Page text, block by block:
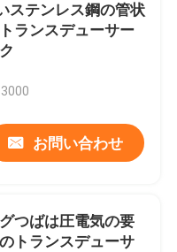
ステンレス鋼の管状
ランスデューサー
お問い合わせ
つばは圧電気の要
トランスデューサ